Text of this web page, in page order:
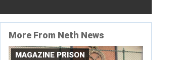
More From Neth News
MAGAZINE PRISON